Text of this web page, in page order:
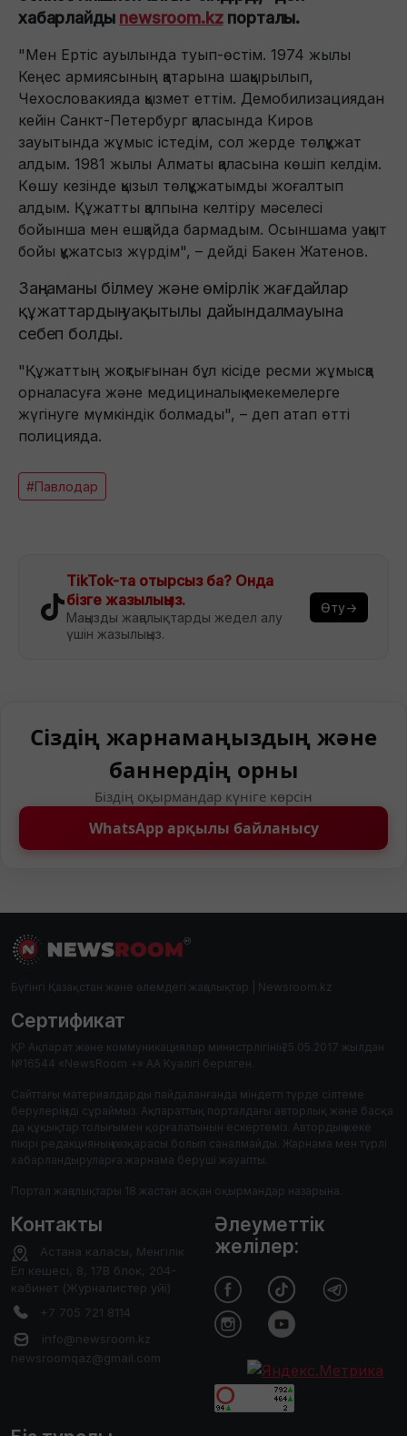
хабарлайды newsroom.kzпорталы.
"Мен Ертіс ауылында туып-өстім. 1974 жылы
Кеңес армиясының қатарына шақырылып,
Чехословакияда қызмет еттім. Демобилизациядан
кейін Санкт-Петербург қаласында Киров
зауытында жұмыс істедім, сол жерде төлқұжат
алдым. 1981 жылы Алматы қаласына көшіп келдім.
Көшу кезінде қызыл төлқұжатымды жоғалтып
алдым. Құжатты қалпына келтіру мәселесі
бойынша мен ешқайда бармадым. Осыншама уақыт
бойы құжатсыз жүрдім", – дейді Бакен Жатенов.
Заңнаманы білмеу және өмірлік жағдайлар
құжаттардың уақытылы дайындалмауына
себеп болды.
"Құжаттың жоқтығынан бұл кісіде ресми жұмысқа
орналасуға және медициналық мекемелерге
жүгінуге мүмкіндік болмады", – деп атап өтті
полицияда.
#Павлодар
TikTok-та отырсыз ба? Онда
бізге жазылыңыз.
Маңызды жаңалықтарды жедел алу
үшін жазылыңыз.
Өту→
Сіздің жарнамаңыздың және
баннердің орны
Біздің оқырмандар күніге көрсін
WhatsApp арқылы байланысу
Бүгінгі Қазақстан және әлемдегі жаңалықтар | Newsroom.kz
Сертификат
ҚР Ақпарат және коммуникациялар министрлігінің 25.05.2017 жылдан
№16544 «NewsRoom +» АА Куәлігі берілген.
Сайттағы материалдарды пайдаланғанда міндетті түрде сілтеме
берулеріңізді сұраймыз. Ақпараттық порталдағы авторлық және басқа
да құқықтар толығымен қорғалатынын ескертеміз. Автордың жеке
пікірі редакцияның көзқарасы болып саналмайды. Жарнама мен түрлі
хабарландыруларға жарнама беруші жауапты.
Портал жаңалықтары 18 жастан асқан оқырмандар назарына.
Контакты
Астана каласы, Менгілік
Ел кешесі, 8, 17В блок, 204-
кабинет (Журналистер уйі)
+7 705 721 8114
info@newsroom.kz
newsroomqaz@gmail.com
Әлеуметтік
желілер: